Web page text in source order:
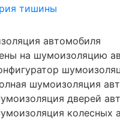
автомобиля
на шумоизоляцию
шумоизоляция
дверей
колесных